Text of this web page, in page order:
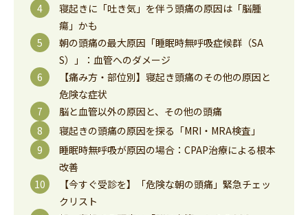
寝起きに「吐き気」を伴う頭痛の原因は「脳腫
瘍」かも
朝の頭痛の最大原因「睡眠時無呼吸症候群（SA
S）」：血管へのダメージ
【痛み方・部位別】寝起き頭痛のその他の原因と
危険な症状
脳と血管以外の原因と、その他の頭痛
寝起きの頭痛の原因を探る「MRI・MRA検査」
睡眠時無呼吸が原因の場合：CPAP治療による根本
改善
【今すぐ受診を】「危険な朝の頭痛」緊急チェッ
クリスト